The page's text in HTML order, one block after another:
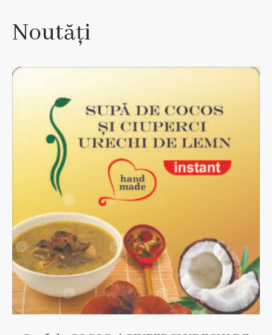
Noutăți